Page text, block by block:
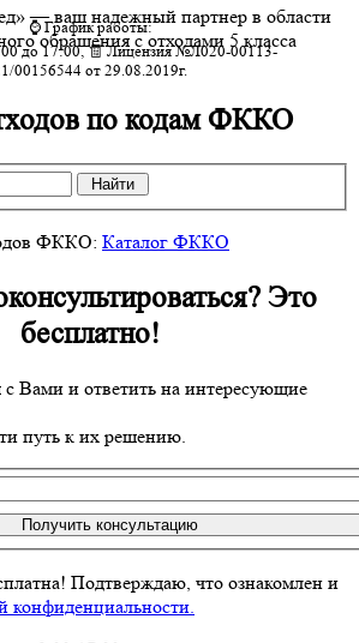
⌚ График работы:
до 17:00, 🧾 Лицензия №Л020-00113-
00156544 от 29.08.2019г.
— ваш надежный партнер в области
обращения с отходами 5 класса
по кодам ФККО
Найти
ФККО: Каталог ФККО
Это
бесплатно!
Вами и ответить на интересующие
путь к их решению.
Получить консультацию
Подтверждаю, что ознакомлен и
конфиденциальности.